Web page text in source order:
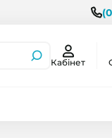
Кабінет